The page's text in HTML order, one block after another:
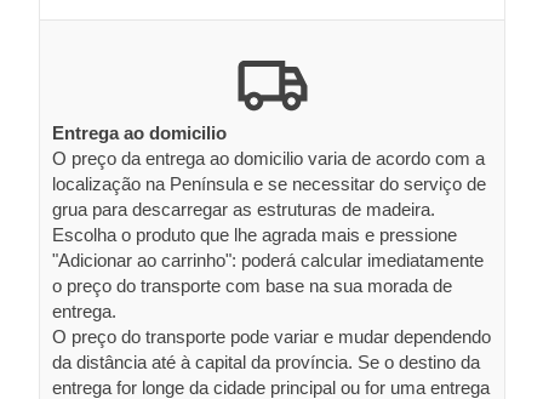
Entrega ao domicilio
O preço da entrega ao domicilio varia de acordo com a
localização na Península e se necessitar do serviço de
grua para descarregar as estruturas de madeira.
Escolha o produto que lhe agrada mais e pressione
"Adicionar ao carrinho": poderá calcular imediatamente
o preço do transporte com base na sua morada de
entrega.
O preço do transporte pode variar e mudar dependendo
da distância até à capital da província. Se o destino da
entrega for longe da cidade principal ou for uma entrega